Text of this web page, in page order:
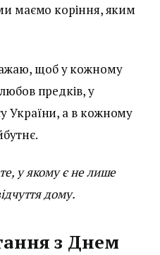
маємо коріння, яким
щоб у кожному
предків, у
України, а в кожному
у якому є не лише
дому.
з Днем